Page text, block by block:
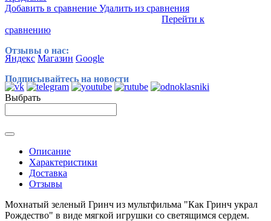
Добавить в сравнение Удалить из сравнения
Перейти к
сравнению
Отзывы о нас:
Яндекс Магазин Google
Подписывайтесь на новости
Выбрать
Описание
Характеристики
Доставка
Отзывы
Мохнатый зеленый Гринч из мультфильма "Как Гринч украл
Рождество" в виде мягкой игрушки со светящимся сердем.